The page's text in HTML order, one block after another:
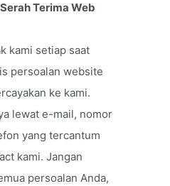
Terima Web
kami setiap saat
persoalan website
ke kami.
lewat e-mail, nomor
yang tercantum
kami. Jangan
persoalan Anda,